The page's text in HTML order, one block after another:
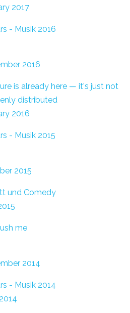
2017
- Musik 2016
2016
is already here — it's just not
distributed
2016
- Musik 2015
2015
und Comedy
me
2014
- Musik 2014